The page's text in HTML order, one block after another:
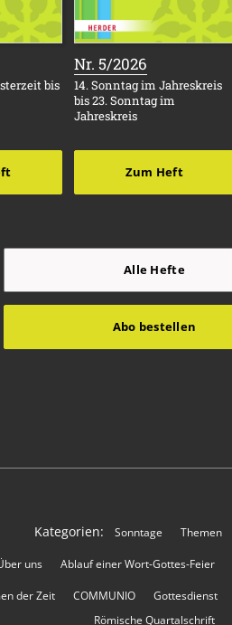
bis
Nr. 5/2026
14. Sonntag im Jahreskreis
bis 23. Sonntag im
Jahreskreis
Zum Heft
Alle Hefte
Abo bestellen
Kategorien: Sonntage Themen
uns Ablauf einer Wort-Gottes-Feier
der Zeit COMMUNIO Gottesdienst
Römische Quartalschrift